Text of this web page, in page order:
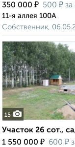
350 000 ₽ 500 ₽ за
11-я аллея 100А
Собственник,
15
Участок 26 сот.,
1 550 000 ₽ 600 ₽